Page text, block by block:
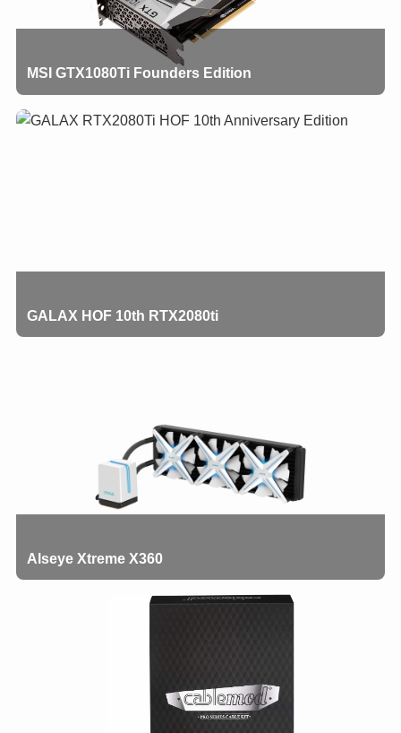
MSI GTX1080Ti Founders Edition
GALAX HOF 10th RTX2080ti
Alseye Xtreme X360